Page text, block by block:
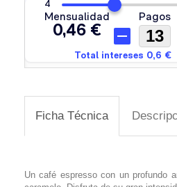
Ficha Técnica
Un café espresso con un profundo